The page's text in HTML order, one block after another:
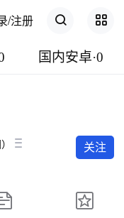
/注册
国内安卓·0
关注